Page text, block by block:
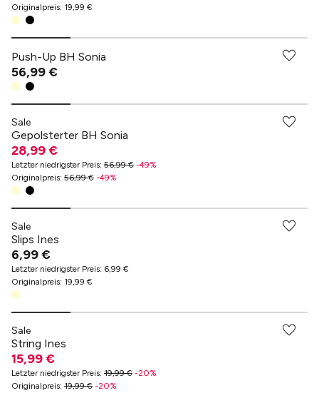
Originalpreis: 19,99 €
Push-Up BH Sonia
56,99 €
Sale
Gepolsterter BH Sonia
28,99 €
Letzter niedrigster Preis: 56,99 € -49%
Originalpreis: 56,99 € -49%
Sale
Slips Ines
6,99 €
Letzter niedrigster Preis: 6,99 €
Originalpreis: 19,99 €
Sale
String Ines
15,99 €
Letzter niedrigster Preis: 19,99 € -20%
Originalpreis: 19,99 € -20%